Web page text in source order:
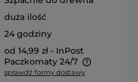
duża ilość
24 godziny
od 14,99 zł - InPost
Paczkomaty 24/7
sprawdź formy dostawy